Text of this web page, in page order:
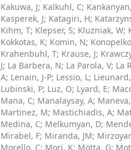
Kakuwa, J; Kalkuhl, C;
Kasperek, J; Katagiri, H;
Kihm, T; Klepser, S; Kluzniak, W;
Kokkotas, K; Komin, N;
Krahenbuhl, T; Krause, J;
J; La Barbera, N; La Parola, V; La
A; Lenain, J-P; Lessio, L;
Lubinski, P; Luz, O; Lyard, E;
Mana, C; Manalaysay, A;
Martinez, M; Mastichiadis, A;
Medina, C; Melkumyan, D;
Mirabel, F; Miranda, JM;
Morello, C; Mori, K; Motta, G;